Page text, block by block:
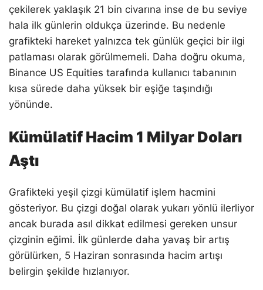
çekilerek yaklaşık 21 bin civarına inse de bu seviye
hala ilk günlerin oldukça üzerinde. Bu nedenle
grafikteki hareket yalnızca tek günlük geçici bir ilgi
patlaması olarak görülmemeli. Daha doğru okuma,
Binance US Equities tarafında kullanıcı tabanının
kısa sürede daha yüksek bir eşiğe taşındığı
yönünde.
Kümülatif Hacim 1 Milyar Doları
Aştı
Grafikteki yeşil çizgi kümülatif işlem hacmini
gösteriyor. Bu çizgi doğal olarak yukarı yönlü ilerliyor
ancak burada asıl dikkat edilmesi gereken unsur
çizginin eğimi. İlk günlerde daha yavaş bir artış
görülürken, 5 Haziran sonrasında hacim artışı
belirgin şekilde hızlanıyor.